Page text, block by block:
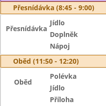
Přesnídávka (8:45 - 9:00)
Přesnídávka
Jídlo
Doplněk
Nápoj
Oběd (11:50 - 12:20)
Oběd
Polévka
Jídlo
Příloha